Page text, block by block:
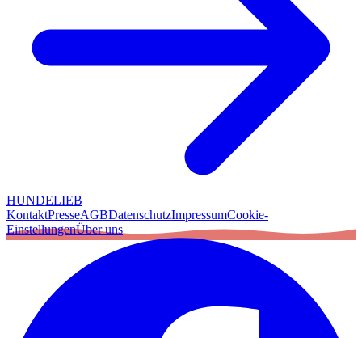
HUNDELIEB
KontaktPresseAGBDatenschutzImpressumCookie-
EinstellungenÜber uns